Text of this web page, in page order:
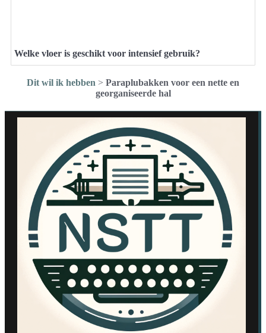
Welke vloer is geschikt voor intensief gebruik?
Dit wil ik hebben > Paraplubakken voor een nette en
georganiseerde hal